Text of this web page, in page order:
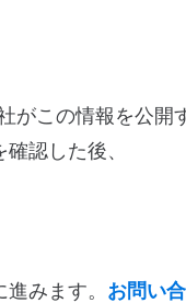
がこの情報を公開
認した後、
みます。 お問い